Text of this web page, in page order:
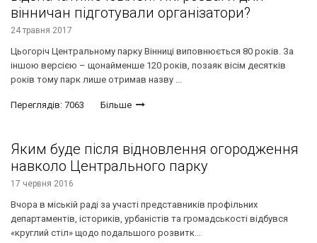
вінничан підготували організатори?
24 травня 2017
Цьогоріч Центральному парку Вінниці виповнюється 80 років. За
іншою версією – щонайменше 120 років, позаяк вісім десятків
років тому парк лише отримав назву ...
Переглядів: 7063 Більше
Яким буде після відновлення огородження
навколо Центрального парку
17 червня 2016
Вчора в міській раді за участі представників профільних
департаментів, істориків, урбаністів та громадськості відбувся
«круглий стіл» щодо подальшого розвитк...